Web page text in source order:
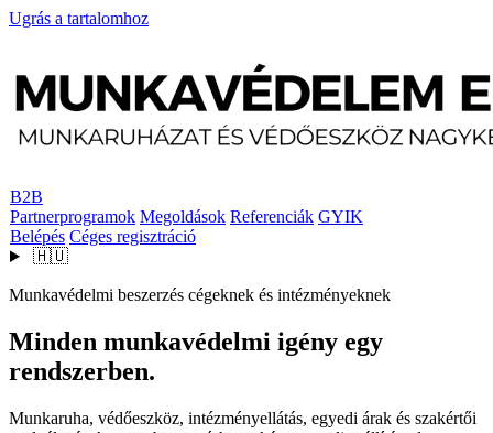
Ugrás a tartalomhoz
B2B
Partnerprogramok Megoldások Referenciák GYIK
Belépés Céges regisztráció
🇭🇺
Munkavédelmi beszerzés cégeknek és intézményeknek
Minden munkavédelmi igény egy
rendszerben.
Munkaruha, védőeszköz, intézményellátás, egyedi árak és szakértői